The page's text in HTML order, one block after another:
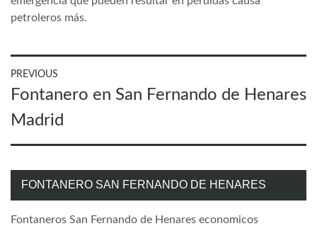
petroleros más.
Navegación
de
entradas
PREVIOUS
Previous
Fontanero en San Fernando de Henares
Madrid
FONTANERO SAN FERNANDO DE HENARES
Fontaneros San Fernando de Henares economicos